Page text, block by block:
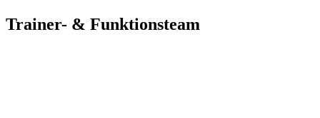
Trainer- & Funktionsteam